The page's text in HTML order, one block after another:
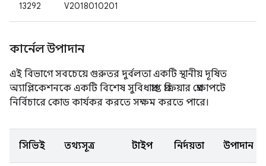
13292
V2018010201
কার্নেল উপাদান
এই বিভাগে সবচেয়ে গুরুতর দুর্বলতা একটি স্থানীয় দূষিত
অ্যাপ্লিকেশনকে একটি বিশেষ সুবিধাপ্রাপ্ত প্রক্রিয়ার প্রেক্ষাপটে
নির্বিচারে কোড কার্যকর করতে সক্ষম করতে পারে।
সিভিই তথ্যসূত্র টাইপ নির্দয়তা উপাদান